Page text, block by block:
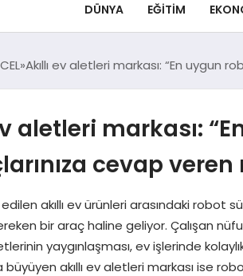
DÜNYA EĞITIM
Akıllı ev aletleri markası: “En uygun
aletleri markası:
cevap
akıllı ev ürünleri arasındaki robot
bir araç haline geliyor. Çalışan
yaygınlaşması, ev işlerinde
büyüyen akıllı ev aletleri markası ise